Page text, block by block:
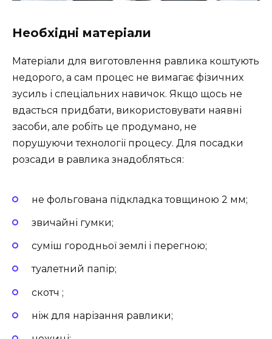
Необхідні матеріали
Матеріали для виготовлення равлика коштують
недорого, а сам процес не вимагає фізичних
зусиль і спеціальних навичок. Якщо щось не
вдасться придбати, використовувати наявні
засоби, але робіть це продумано, не
порушуючи технології процесу. Для посадки
розсади в равлика знадобляться:
не фольгована підкладка товщиною 2 мм;
звичайні гумки;
суміш городньої землі і перегною;
туалетний папір;
скотч ;
ніж для нарізання равлики;